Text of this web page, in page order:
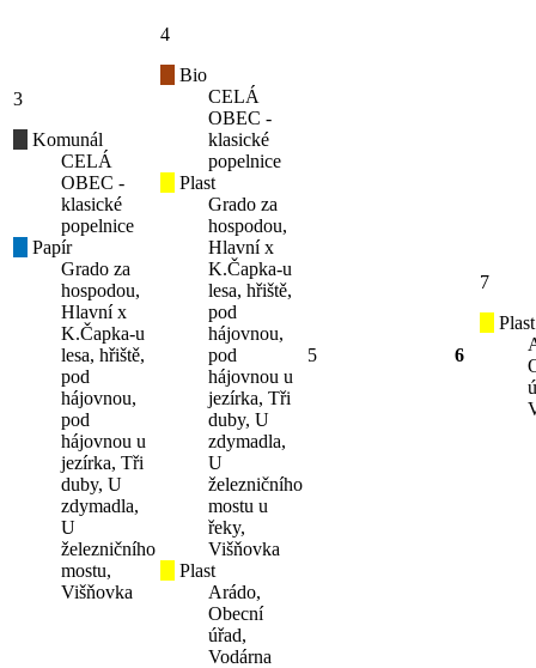
3
Komunál
CELÁ
OBEC -
klasické
popelnice
Papír
Grado za
hospodou,
Hlavní x
K.Čapka-u
lesa, hřiště,
pod
hájovnou,
pod
hájovnou u
jezírka, Tři
duby, U
zdymadla,
U
železničního
mostu,
Višňovka
4
Bio
CELÁ
OBEC -
klasické
popelnice
Plast
Grado za
hospodou,
Hlavní x
K.Čapka-u
lesa, hřiště,
pod
hájovnou,
pod
hájovnou u
jezírka, Tři
duby, U
zdymadla,
U
železničního
mostu u
řeky,
Višňovka
Plast
Arádo,
Obecní
úřad,
Vodárna
5 6
7
Plast